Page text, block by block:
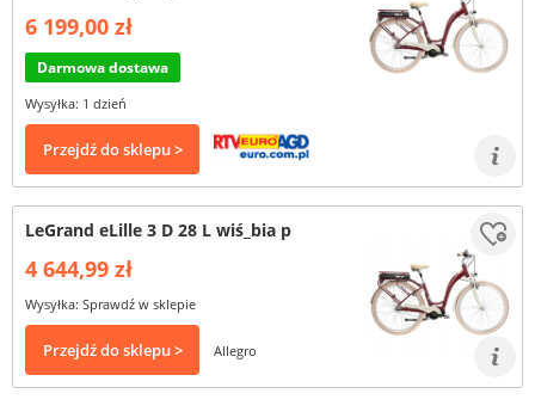
6 199,00 zł
Darmowa dostawa
Wysyłka: 1 dzień
Przejdź do sklepu >
LeGrand eLille 3 D 28 L wiś_bia p
4 644,99 zł
Wysyłka: Sprawdź w sklepie
Przejdź do sklepu > Allegro